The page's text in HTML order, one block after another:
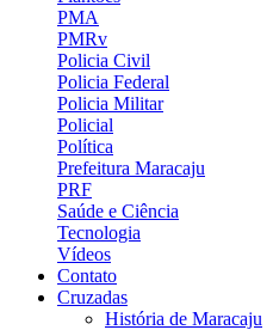
PMA
PMRv
Policia Civil
Policia Federal
Policia Militar
Policial
Política
Prefeitura Maracaju
PRF
Saúde e Ciência
Tecnologia
Vídeos
Contato
Cruzadas
História de Maracaju